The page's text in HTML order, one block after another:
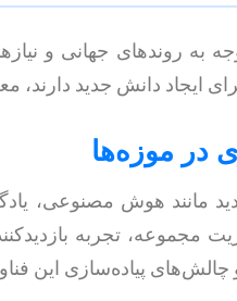
به روندهای جهانی و
ایجاد دانش جدید دارند،
مانند هوش مصنوعی،
مجموعه، تجربه
چالش‌های پیاده‌سازی این